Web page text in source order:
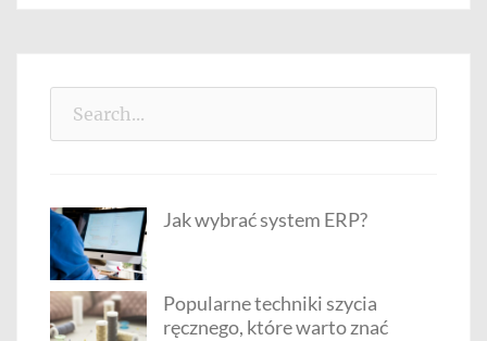
Jak wybrać system ERP?
Popularne techniki szycia
ręcznego, które warto znać